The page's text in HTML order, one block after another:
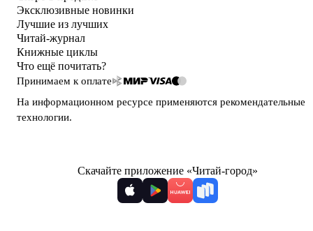
Эксклюзивные новинки
Лучшие из лучших
Читай-журнал
Книжные циклы
Что ещё почитать?
Принимаем к оплате
На информационном ресурсе применяются рекомендательные
технологии.
Скачайте приложение «Читай-город»